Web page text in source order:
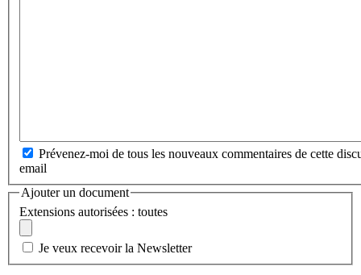
Prévenez-moi de tous les nouveaux commentaires de cette
email
Ajouter un document
Extensions autorisées : toutes
Je veux recevoir la Newsletter